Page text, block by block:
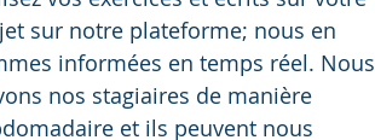
sur notre plateforme; nous en
informées en temps réel. Nous
nos stagiaires de manière
et ils peuvent nous